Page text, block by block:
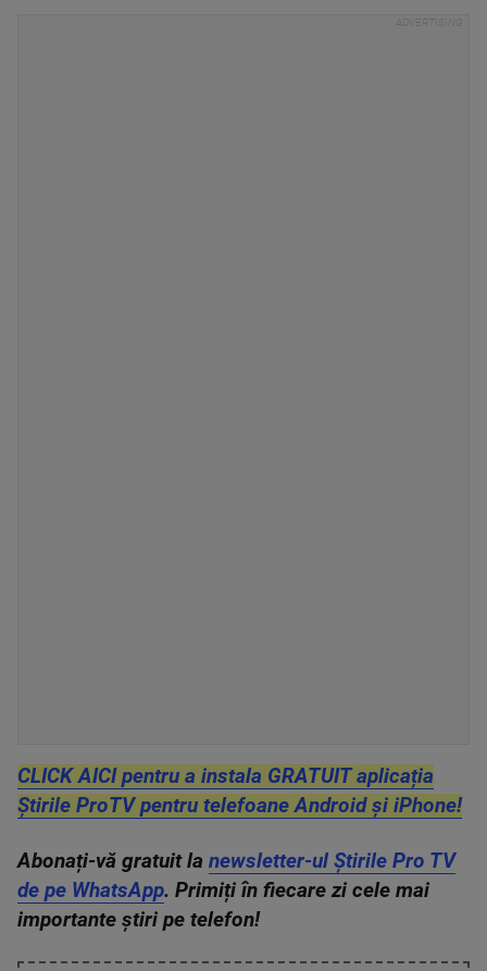
CLICK AICI pentru a instala GRATUIT aplicația
Știrile ProTV pentru telefoane Android și iPhone!
Abonați-vă gratuit la newsletter-ul Știrile Pro TV
de pe WhatsApp. Primiți în fiecare zi cele mai
importante știri pe telefon!